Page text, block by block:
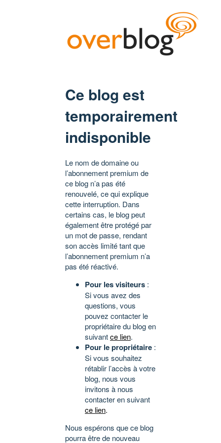
Ce blog est
temporairement
indisponible
Le nom de domaine ou
l’abonnement premium de
ce blog n’a pas été
renouvelé, ce qui explique
cette interruption. Dans
certains cas, le blog peut
également être protégé par
un mot de passe, rendant
son accès limité tant que
l’abonnement premium n’a
pas été réactivé.
Pour les visiteurs :
Si vous avez des
questions, vous
pouvez contacter le
propriétaire du blog en
suivantce lien.
Pour le propriétaire :
Si vous souhaitez
rétablir l’accès à votre
blog, nous vous
invitons à nous
contacter en suivant
ce lien.
Nous espérons que ce blog
pourra être de nouveau